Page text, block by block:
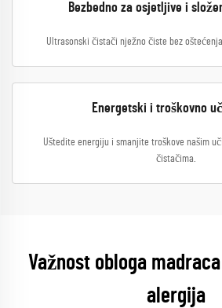
Bezbedno za osjetljive i
Ultrasonski čistači nježno čiste bez
Energetski i troškovno
Uštedite energiju i smanjite troškove našim
čistačima.
Važnost obloga
alergija